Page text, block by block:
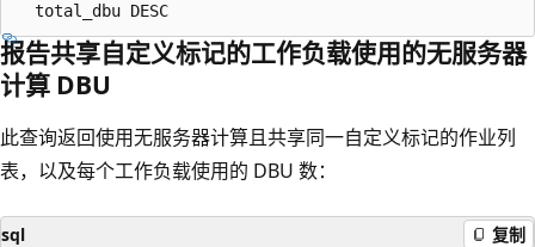
报告共享自定义标记的工作负载使用的无服务器
计算 DBU
此查询返回使用无服务器计算且共享同一自定义标记的作业列
表，以及每个工作负载使用的 DBU 数：
sql 复制